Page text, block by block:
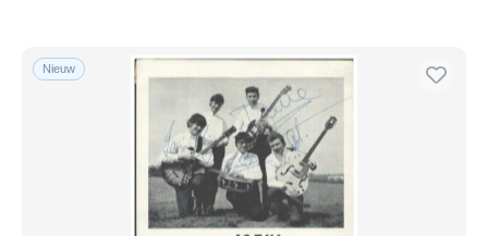
Nieuw